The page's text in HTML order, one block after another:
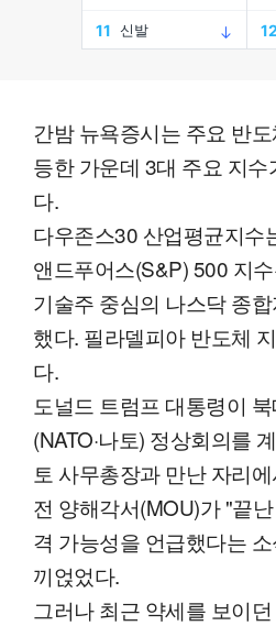
간밤 뉴욕증시는 주요 반
등한 가운데 3대 주요 지
다.
다우존스30 산업평균지수
앤드푸어스(S&P) 500 지
기술주 중심의 나스닥 종
했다. 필라델피아 반도체
다.
도널드 트럼프 대통령이
(NATO·나토) 정상회의를
토 사무총장과 만난 자리
전 양해각서(MOU)가 "끝
격 가능성을 언급했다는
끼얹었다.
그러나 최근 약세를 보이